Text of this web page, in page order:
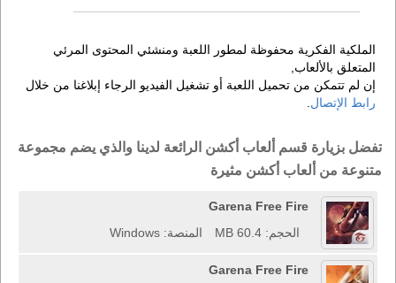
الملكية الفكرية محفوظة لمطور اللعبة ومنشئي المحتوى المرئي
المتعلق بالألعاب,
إن لم تتمكن من تحميل اللعبة أو تشغيل الفيديو الرجاء إبلاغنا من خلال
رابط الإتصال
تفضل بزيارة قسم ألعاب أكشن الرائعة لدينا والذي يضم مجموعة
متنوعة من ألعاب أكشن مثيرة
Garena Free Fire
الحجم: 60.4 MB
المنصة: Windows
Garena Free Fire